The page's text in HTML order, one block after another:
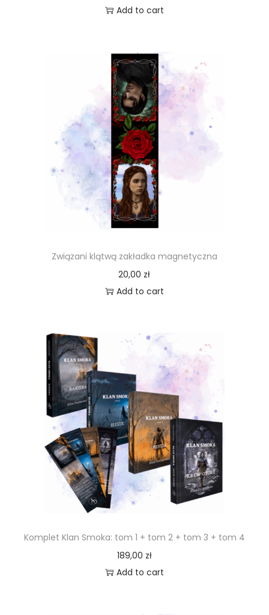
Add to cart
Związani klątwą zakładka magnetyczna
20,00 zł
Add to cart
Komplet Klan Smoka: tom 1 + tom 2 + tom 3 + tom 4
189,00 zł
Add to cart